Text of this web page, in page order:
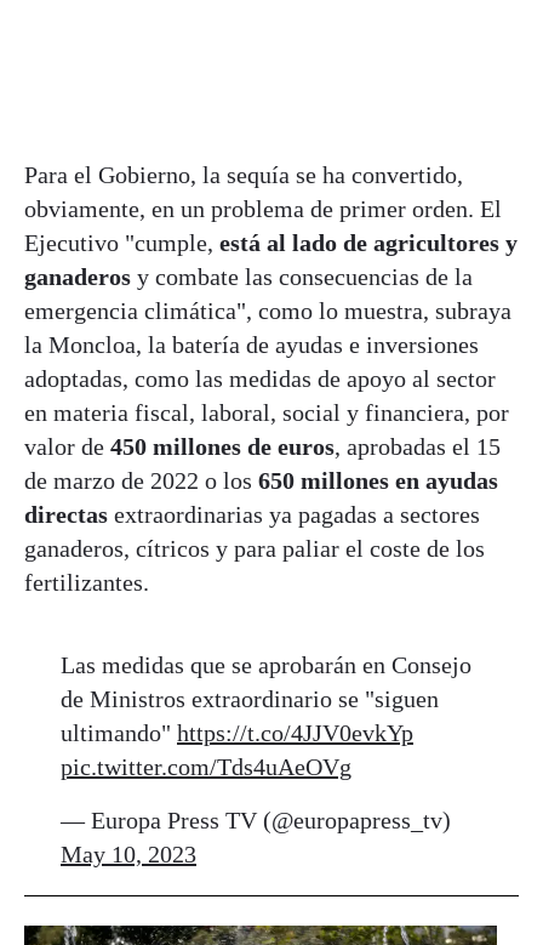
Para el Gobierno, la sequía se ha convertido,
obviamente, en un problema de primer orden. El
Ejecutivo "cumple, está al lado de agricultores y
ganaderos y combate las consecuencias de la
emergencia climática", como lo muestra, subraya
la Moncloa, la batería de ayudas e inversiones
adoptadas, como las medidas de apoyo al sector
en materia fiscal, laboral, social y financiera, por
valor de 450 millones de euros, aprobadas el 15
de marzo de 2022 o los 650 millones en ayudas
directas extraordinarias ya pagadas a sectores
ganaderos, cítricos y para paliar el coste de los
fertilizantes.
Las medidas que se aprobarán en Consejo
de Ministros extraordinario se "siguen
ultimando" https://t.co/4JJV0evkYp
pic.twitter.com/Tds4uAeOVg
— Europa Press TV (@europapress_tv)
May 10, 2023